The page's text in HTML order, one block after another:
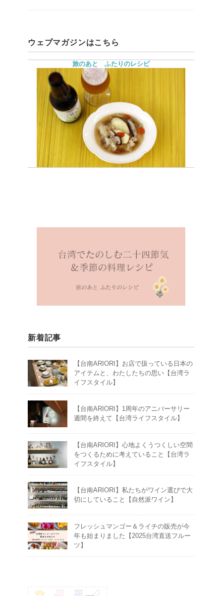
ウェブマガジンはこちら
旅のあと ふたりのレシピ
新着記事
【台南ARIORI】お店で扱っている日本の
アイテムと、わたしたちの思い【台湾ラ
イフスタイル】
【台南ARIORI】1周年のアニバーサリー
週間を終えて【台湾ライフスタイル】
【台南ARIORI】心地よくうつくしい空間
をつくるために考えていること【台湾ラ
イフスタイル】
【台南ARIORI】私たちがワイン選びで大
切にしていること【自然派ワイン】
フレッシュマンゴー＆ライチの販売が今
年も始まりました【2025台湾直送フルー
ツ】